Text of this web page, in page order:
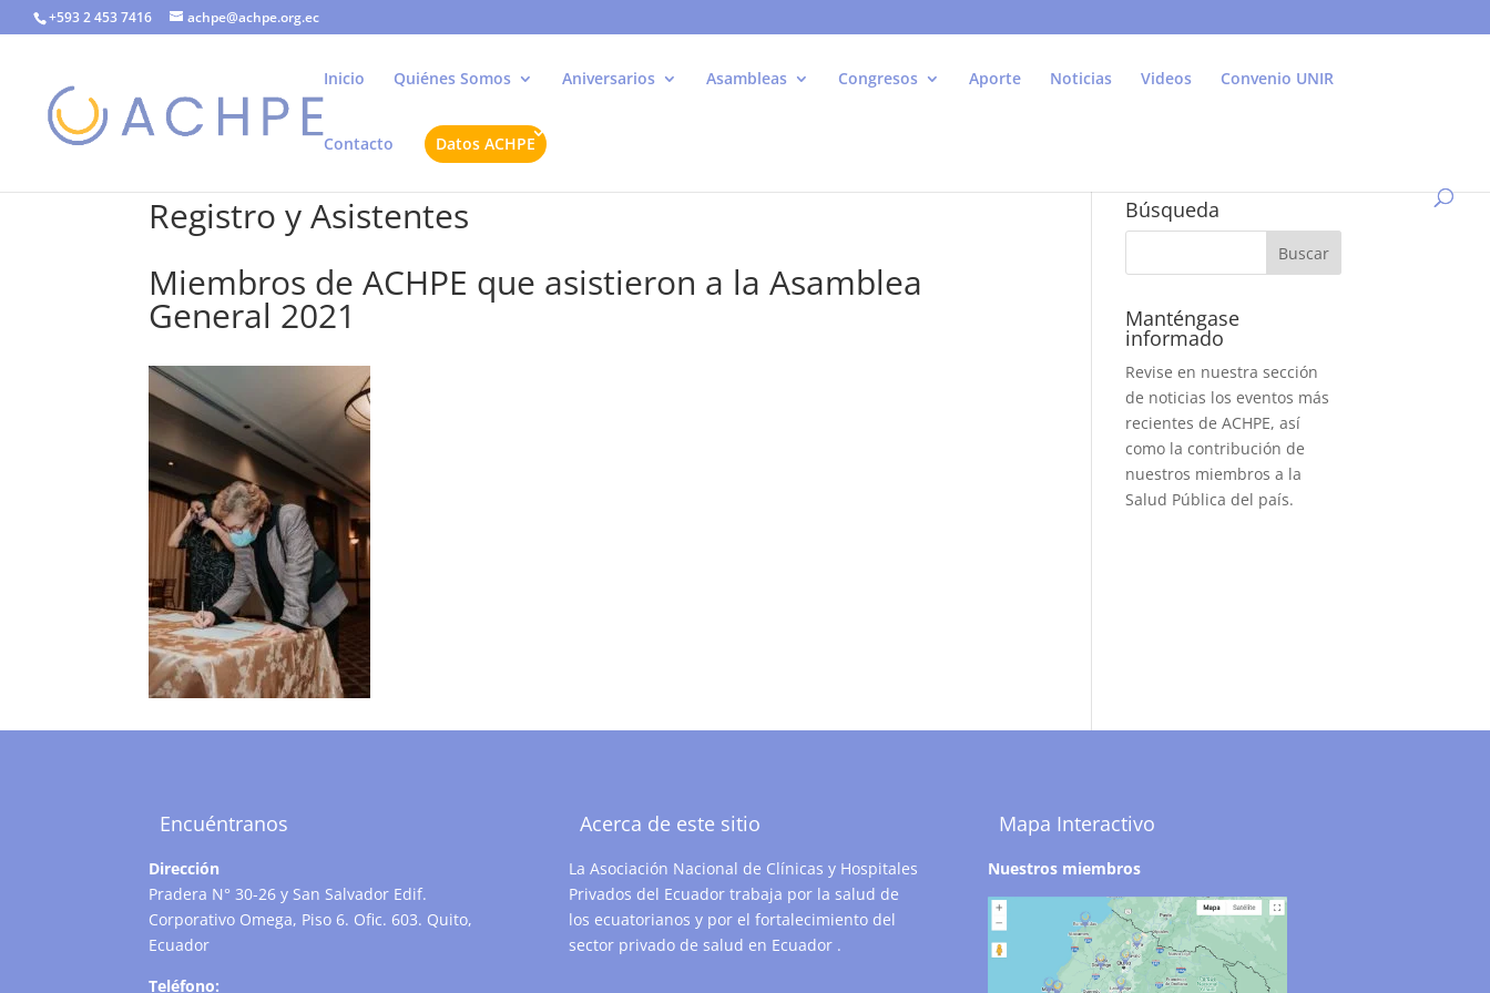
+593 2 453 7416 achpe@achpe.org.ec
Inicio Quiénes Somos Aniversarios Asambleas Congresos Aporte Noticias Videos Convenio UNIR
Contacto Datos ACHPE
Registro y Asistentes
Miembros de ACHPE que asistieron a la Asamblea
General 2021
Búsqueda
Manténgase
informado
Revise en nuestra sección
de noticias los eventos más
recientes de ACHPE, así
como la contribución de
nuestros miembros a la
Salud Pública del país.
Encuéntranos
Dirección
Pradera N° 30-26 y San Salvador Edif.
Corporativo Omega, Piso 6. Ofic. 603. Quito,
Ecuador
Teléfono:
Acerca de este sitio
La Asociación Nacional de Clínicas y Hospitales
Privados del Ecuador trabaja por la salud de
los ecuatorianos y por el fortalecimiento del
sector privado de salud en Ecuador .
Mapa Interactivo
Nuestros miembros